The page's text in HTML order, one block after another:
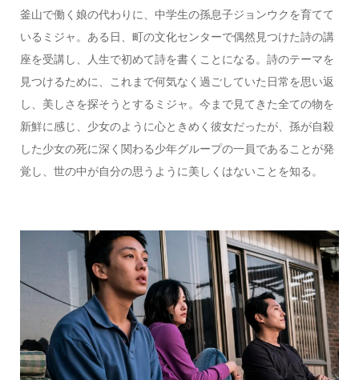
釜山で働く娘の代わりに、中学生の孫息子ジョンウクを育てて
いるミジャ。ある日、町の文化センターで偶然見つけた詩の講
座を受講し、人生で初めて詩を書くことになる。詩のテーマを
見つけるために、これまで何気なく過ごしていた日常を思い返
し、美しさを探そうとするミジャ。今まで見てきた全ての物を
新鮮に感じ、少女のように心ときめく彼女だったが、孫が自殺
した少女の死に深く関わる少年グループの一員であることが発
覚し、世の中が自分の思うように美しくはないことを知る。